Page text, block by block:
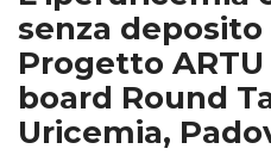
senza
Progetto ARTU
board Round
Uricemia,